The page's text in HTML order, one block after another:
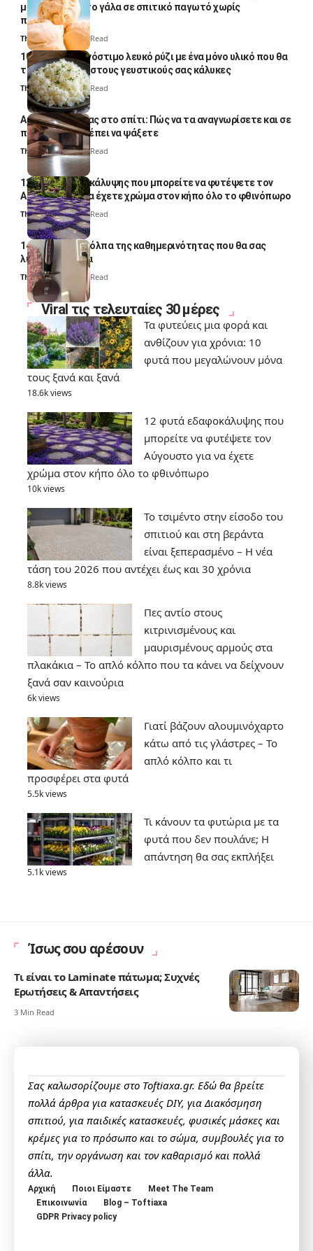
μετατρέψετε το γάλα σε σπιτικό παγωτό χωρίς
παγωτομηχανή
Thali Ombre 4 Min Read
10 φορές ποιο νόστιμο λευκό ρύζι με ένα μόνο υλικό που θα
το απογειώσει στους γευστικούς σας κάλυκες
Thali Ombre4 Min Read
Αυγά κατσαρίδας στο σπίτι: Πώς να τα αναγνωρίσετε και σε
ποια σημεία πρέπει να ψάξετε
Thali Ombre4 Min Read
12 φυτά εδαφοκάλυψης που μπορείτε να φυτέψετε τον
Αύγουστο για να έχετε χρώμα στον κήπο όλο το φθινόπωρο
Thali Ombre7 Min Read
14 πανέξυπνα κόλπα της καθημερινότητας που θα σας
λύσουν τα χέρια
Thali Ombre 6 Min Read
Viral τις τελευταίες 30 μέρες
Τα φυτεύεις μια φορά και
ανθίζουν για χρόνια: 10
φυτά που μεγαλώνουν μόνα
τους ξανά και ξανά
18.6k views
12 φυτά εδαφοκάλυψης που
μπορείτε να φυτέψετε τον
Αύγουστο για να έχετε
χρώμα στον κήπο όλο το φθινόπωρο
10k views
Το τσιμέντο στην είσοδο του
σπιτιού και στη βεράντα
είναι ξεπερασμένο – Η νέα
τάση του 2026 που αντέχει έως και 30 χρόνια
8.8k views
Πες αντίο στους
κιτρινισμένους και
μαυρισμένους αρμούς στα
πλακάκια – Το απλό κόλπο που τα κάνει να δείχνουν
ξανά σαν καινούρια
6k views
Γιατί βάζουν αλουμινόχαρτο
κάτω από τις γλάστρες – Το
απλό κόλπο και τι
προσφέρει στα φυτά
5.5k views
Τι κάνουν τα φυτώρια με τα
φυτά που δεν πουλάνε; Η
απάντηση θα σας εκπλήξει
5.1k views
Ίσως σου αρέσουν
Τι είναι το Laminate πάτωμα; Συχνές
Ερωτήσεις & Απαντήσεις
3 Min Read
Σας καλωσορίζουμε στο Toftiaxa.gr. Εδώ θα βρείτε
πολλά άρθρα για κατασκευές DIY, για Διακόσμηση
σπιτιού, για παιδικές κατασκευές, φυσικές μάσκες και
κρέμες για το πρόσωπο και το σώμα, συμβουλές για το
σπίτι, την οργάνωση και τον καθαρισμό και πολλά
άλλα.
Αρχική Ποιοι Είμαστε
Meet The Team
Επικοινωνία
Blog – Toftiaxa
GDPR Privacy policy